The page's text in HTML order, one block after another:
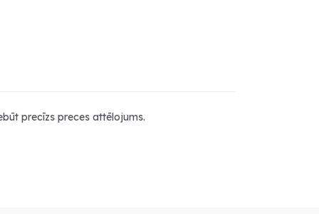
precīzs preces attēlojums.